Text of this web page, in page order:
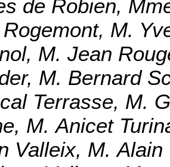
de Robien,
M.
M. Jean
M. Bernard
Terrasse, M.
M. Anicet
Valleix, M.